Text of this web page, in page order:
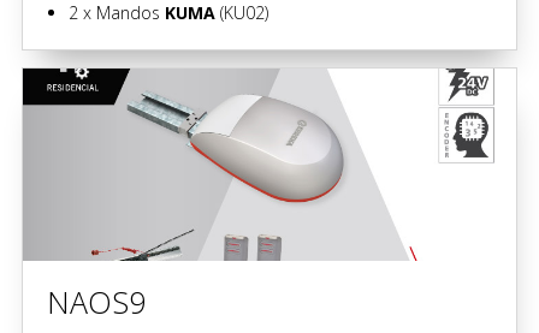
2 x Mandos KUMA (KU02)
NAOS9